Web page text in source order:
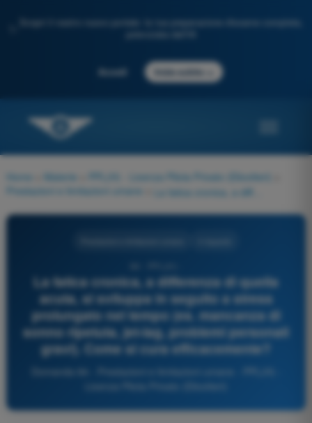
Scopri il nostro nuovo portale: la tua preparazione d'esame completa,
Accedi Inizia subito
Home Materie PPL(H) - Licenza Pilota Privato (Elicotteri)
Prestazioni e limitazioni umane
La fatica cronica, a differenza di quella
acuta, si sviluppa in seguito a stress
prolungato nel tempo (es. mancanza di
sonno ripetuta, jet-lag, problemi personali
gravi). Come si cura efficacemente?